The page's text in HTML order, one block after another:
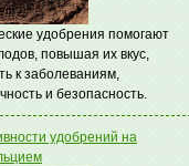
удобрения помогают
повышая их вкус,
к заболеваниям,
и безопасность.
удобрений на